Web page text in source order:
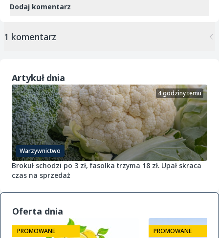
Dodaj komentarz
1 komentarz
Artykuł dnia
Warzywnictwo
4 godziny temu
Brokuł schodzi po 3 zł, fasolka trzyma 18 zł. Upał skraca
czas na sprzedaż
Oferta dnia
PROMOWANE PROMOWANE